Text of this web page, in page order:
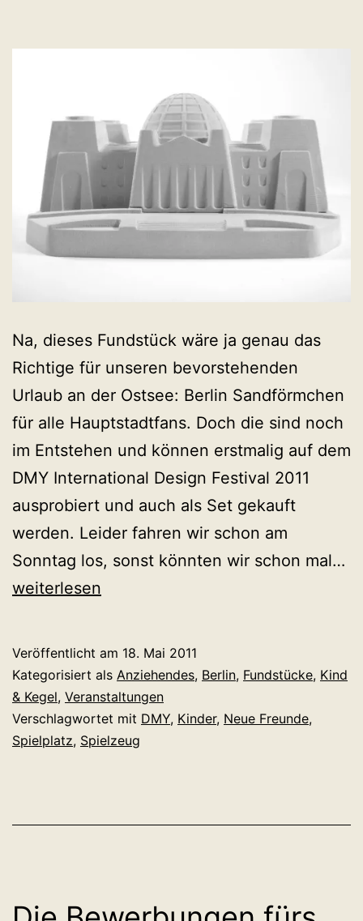
Na, dieses Fundstück wäre ja genau das
Richtige für unseren bevorstehenden
Urlaub an der Ostsee: Berlin Sandförmchen
für alle Hauptstadtfans. Doch die sind noch
im Entstehen und können erstmalig auf dem
DMY International Design Festival 2011
ausprobiert und auch als Set gekauft
werden. Leider fahren wir schon am
Sonntag los, sonst könnten wir schon mal…
weiterlesen
Veröffentlicht am 18. Mai 2011
Kategorisiert als Anziehendes, Berlin, Fundstücke, Kind
& Kegel, Veranstaltungen
Verschlagwortet mit DMY, Kinder, Neue Freunde,
Spielplatz, Spielzeug